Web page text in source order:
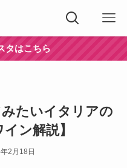
タはこちら
たいイタリアの
ン解説】
2月18日